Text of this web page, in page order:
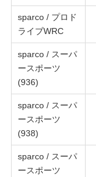
sparco / プロド
ライブWRC
sparco / スーパ
ースポーツ
(936)
sparco / スーパ
ースポーツ
(938)
sparco / スーパ
ースポーツ